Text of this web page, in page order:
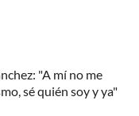
"A mí no me
sé quién soy y ya"